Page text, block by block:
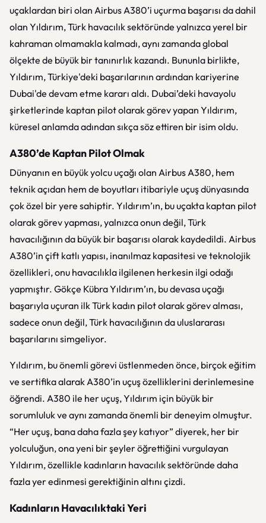
uçaklardan biri olan Airbus A380’i uçurma başarısı da dahil
olan Yıldırım, Türk havacılık sektöründe yalnızca yerel bir
kahraman olmamakla kalmadı, aynı zamanda global
ölçekte de büyük bir tanınırlık kazandı. Bununla birlikte,
Yıldırım, Türkiye'deki başarılarının ardından kariyerine
Dubai'de devam etme kararı aldı. Dubai’deki havayolu
şirketlerinde kaptan pilot olarak görev yapan Yıldırım,
küresel anlamda adından sıkça söz ettiren bir isim oldu.
A380’de Kaptan Pilot Olmak
Dünyanın en büyük yolcu uçağı olan Airbus A380, hem
teknik açıdan hem de boyutları itibariyle uçuş dünyasında
çok özel bir yere sahiptir. Yıldırım’ın, bu uçakta kaptan pilot
olarak görev yapması, yalnızca onun değil, Türk
havacılığının da büyük bir başarısı olarak kaydedildi. Airbus
A380’in çift katlı yapısı, inanılmaz kapasitesi ve teknolojik
özellikleri, onu havacılıkla ilgilenen herkesin ilgi odağı
yapmıştır. Gökçe Kübra Yıldırım’ın, bu devasa uçağı
başarıyla uçuran ilk Türk kadın pilot olarak görev alması,
sadece onun değil, Türk havacılığının da uluslararası
başarılarını simgeliyor.
Yıldırım, bu önemli görevi üstlenmeden önce, birçok eğitim
ve sertifika alarak A380’in uçuş özelliklerini derinlemesine
öğrendi. A380 ile her uçuş, Yıldırım için büyük bir
sorumluluk ve aynı zamanda önemli bir deneyim olmuştur.
“Her uçuş, bana daha fazla şey katıyor” diyerek, her bir
yolculuğun, ona yeni bir şeyler öğrettiğini vurgulayan
Yıldırım, özellikle kadınların havacılık sektöründe daha
fazla yer edinmesi gerektiğinin altını çizdi.
Kadınların Havacılıktaki Yeri